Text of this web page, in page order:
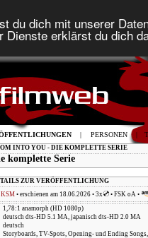
du dich mit unserer
erklärst du dich
| PERSONEN |
INTO YOU - DIE KOMPLETTE SERIE
komplette Serie
ZUR VERÖFFENTLICHUNG
KSM • erschienen am 18.06.2026 • 3x • FSK oA •
1,78:1 anamorph (HD 1080p)
deutsch dts-HD 5.1 MA, japanisch dts-HD 2.0 MA
deutsch
Storyboards, TV-Spots, Opening- und Ending